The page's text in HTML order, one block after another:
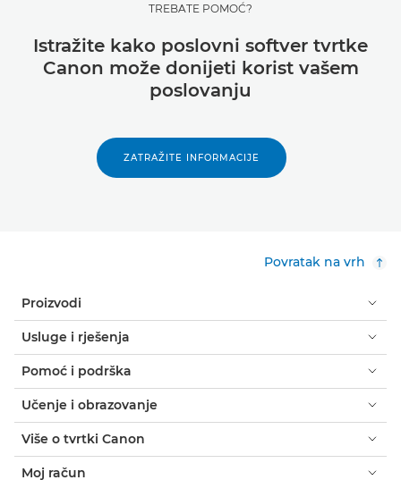
TREBATE POMOĆ?
Istražite kako poslovni softver tvrtke
Canon može donijeti korist vašem
poslovanju
ZATRAŽITE INFORMACIJE
Povratak na vrh
Proizvodi
Usluge i rješenja
Pomoć i podrška
Učenje i obrazovanje
Više o tvrtki Canon
Moj račun